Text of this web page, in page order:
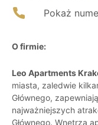
Pokaż
O firmie:
Leo Apartments
miasta, zaledwie
Głównego,
najważniejszych
Głównego. Wnętrza